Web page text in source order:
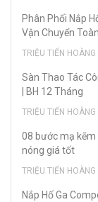
Phân Phối Nắp
Vận Chuyển
TRIỆU TIẾN
Sàn Thao Tác
| BH 12 Tháng
TRIỆU TIẾN
08 bước mạ kẽm
nóng giá tốt
TRIỆU TIẾN
Nắp Hố Ga